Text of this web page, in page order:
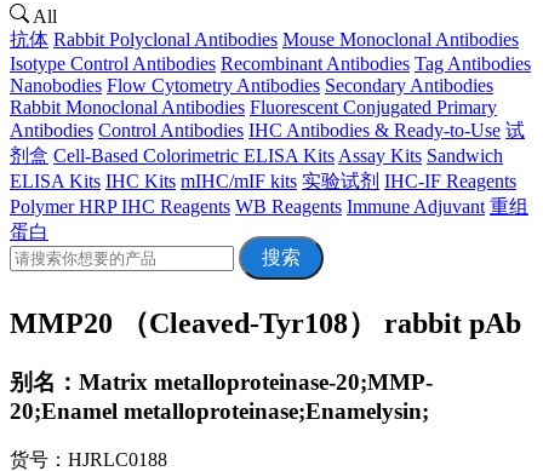
All
抗体 Rabbit Polyclonal Antibodies Mouse Monoclonal Antibodies
Isotype Control Antibodies Recombinant Antibodies Tag Antibodies
Nanobodies Flow Cytometry Antibodies Secondary Antibodies
Rabbit Monoclonal Antibodies Fluorescent Conjugated Primary
Antibodies Control Antibodies IHC Antibodies & Ready-to-Use 试
剂盒 Cell-Based Colorimetric ELISA Kits Assay Kits Sandwich
ELISA Kits IHC Kits mIHC/mIF kits 实验试剂 IHC-IF Reagents
Polymer HRP IHC Reagents WB Reagents Immune Adjuvant 重组
蛋白
搜索
MMP20 （Cleaved-Tyr108） rabbit pAb
别名：Matrix metalloproteinase-20;MMP-
20;Enamel metalloproteinase;Enamelysin;
货号：HJRLC0188